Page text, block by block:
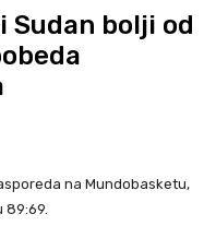
Sudan bolji od
na Mundobasketu,
89:69.